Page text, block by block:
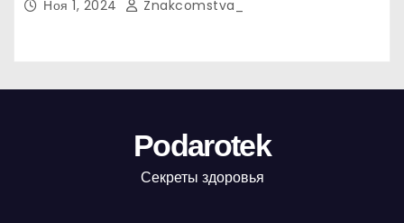
Ноя 1, 2024 Znakcomstva_
Podarotek
Секреты здоровья